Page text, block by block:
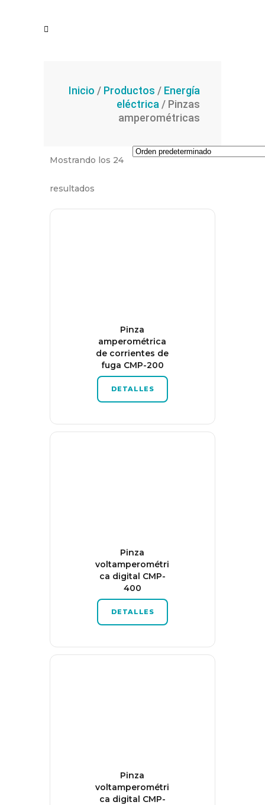
Inicio / Productos / Energía
eléctrica / Pinzas
amperométricas
Mostrando los 24
resultados
Pinza
amperométrica
de corrientes de
fuga CMP-200
DETALLES
Pinza
voltamperométri
ca digital CMP-
400
DETALLES
Pinza
voltamperométri
ca digital CMP-